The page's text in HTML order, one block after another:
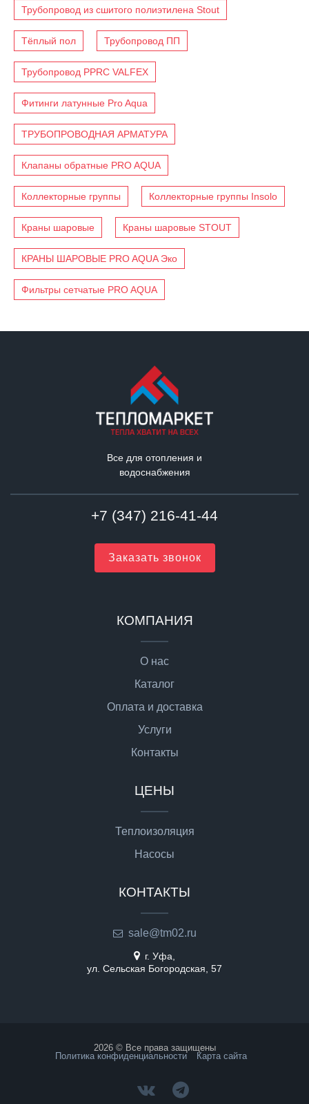
Трубопровод из сшитого полиэтилена Stout
Тёплый пол Трубопровод ПП
Трубопровод PPRC VALFEX
Фитинги латунные Pro Aqua
ТРУБОПРОВОДНАЯ АРМАТУРА
Клапаны обратные PRO AQUA
Коллекторные группы Коллекторные группы Insolo
Краны шаровые Краны шаровые STOUT
КРАНЫ ШАРОВЫЕ PRO AQUA Эко
Фильтры сетчатые PRO AQUA
Все для отопления и
водоснабжения
+7 (347) 216-41-44
Заказать звонок
КОМПАНИЯ
О нас
Каталог
Оплата и доставка
Услуги
Контакты
ЦЕНЫ
Теплоизоляция
Насосы
КОНТАКТЫ
sale@tm02.ru
г. Уфа,
ул. Сельская Богородская, 57
2026 © Все права защищены
Политика конфиденциальности
Карта сайта